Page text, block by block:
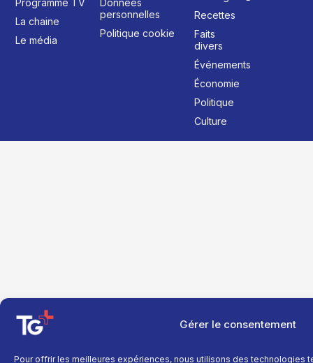
Gérer le consentement
Pour offrir les meilleures expériences, nous utilisons des technologies
Programme TV
La chaine
Le média
Données
personnelles
Politique cookie
Recettes
Faits
divers
Événements
Économie
Politique
Culture